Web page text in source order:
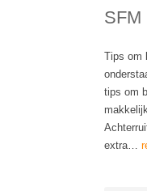
SFM
Tips om
tips om
extra…